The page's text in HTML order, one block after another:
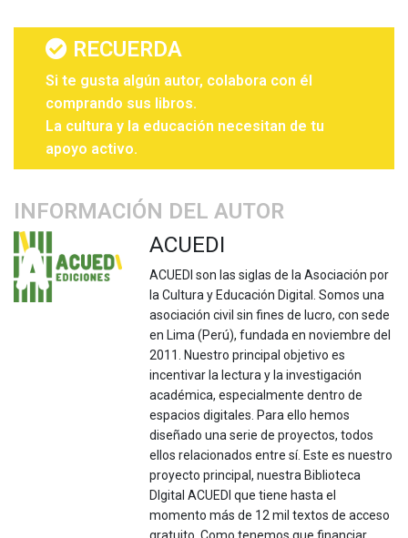
RECUERDA
Si te gusta algún autor, colabora con él
comprando sus libros.
La cultura y la educación necesitan de tu
apoyo activo.
INFORMACIÓN DEL AUTOR
ACUEDI
ACUEDI son las siglas de la Asociación por
la Cultura y Educación Digital. Somos una
asociación civil sin fines de lucro, con sede
en Lima (Perú), fundada en noviembre del
2011. Nuestro principal objetivo es
incentivar la lectura y la investigación
académica, especialmente dentro de
espacios digitales. Para ello hemos
diseñado una serie de proyectos, todos
ellos relacionados entre sí. Este es nuestro
proyecto principal, nuestra Biblioteca
DIgital ACUEDI que tiene hasta el
momento más de 12 mil textos de acceso